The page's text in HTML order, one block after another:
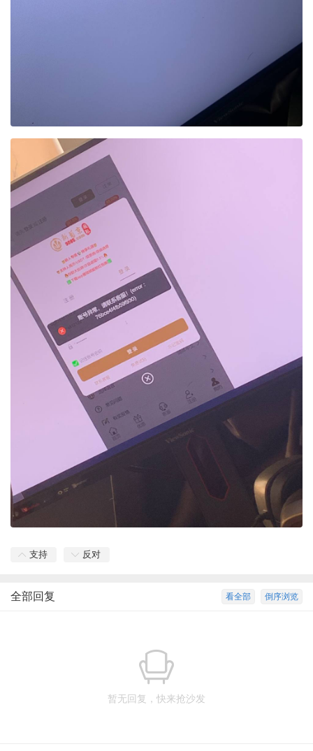
支持 反对
倒序浏览
看全部
全部回复
暂无回复，快来抢沙发